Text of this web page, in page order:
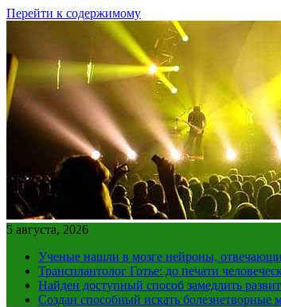
Перейти к содержимому
5 августа, 2026
Ученые нашли в мозге нейроны,
Трансплантолог Готье: до печати
Найден доступный способ замедлить
Создан способный искать болезнетворные